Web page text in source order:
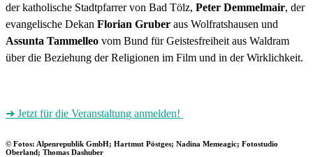
der katholische Stadtpfarrer von Bad Tölz, Peter Demmelmair, der
evangelische Dekan Florian Gruber aus Wolfratshausen und
Assunta Tammelleo vom Bund für Geistesfreiheit aus Waldram
über die Beziehung der Religionen im Film und in der Wirklichkeit.
➜ Jetzt für die Veranstaltung anmelden!
© Fotos: Alpenrepublik GmbH; Hartmut Pöstges; Nadina Memeagic; Fotostudio
Oberland; Thomas Dashuber